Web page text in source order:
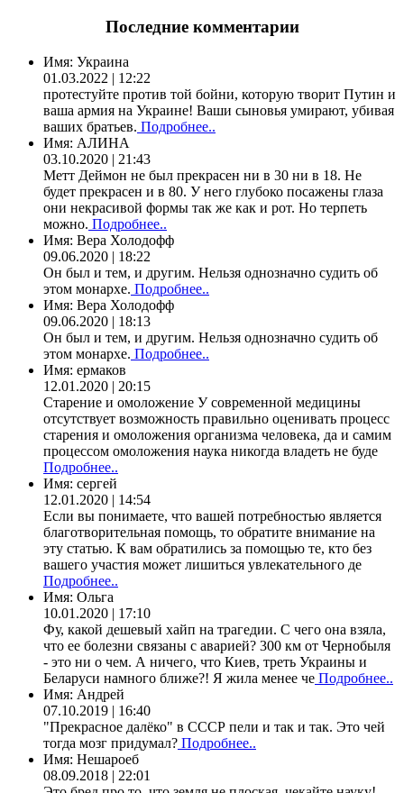
Последние комментарии
Имя: Украина
01.03.2022 | 12:22
протестуйте против той бойни, которую творит Путин и
ваша армия на Украине! Ваши сыновья умирают, убивая
ваших братьев. Подробнее..
Имя: АЛИНА
03.10.2020 | 21:43
Метт Деймон не был прекрасен ни в 30 ни в 18. Не
будет прекрасен и в 80. У него глубоко посажены глаза
они некрасивой формы так же как и рот. Но терпеть
можно. Подробнее..
Имя: Вера Холодофф
09.06.2020 | 18:22
Он был и тем, и другим. Нельзя однозначно судить об
этом монархе. Подробнее..
Имя: Вера Холодофф
09.06.2020 | 18:13
Он был и тем, и другим. Нельзя однозначно судить об
этом монархе. Подробнее..
Имя: ермаков
12.01.2020 | 20:15
Старение и омоложение У современной медицины
отсутствует возможность правильно оценивать процесс
старения и омоложения организма человека, да и самим
процессом омоложения наука никогда владеть не буде
Подробнее..
Имя: сергей
12.01.2020 | 14:54
Если вы понимаете, что вашей потребностью является
благотворительная помощь, то обратите внимание на
эту статью. К вам обратились за помощью те, кто без
вашего участия может лишиться увлекательного де
Подробнее..
Имя: Ольга
10.01.2020 | 17:10
Фу, какой дешевый хайп на трагедии. С чего она взяла,
что ее болезни связаны с аварией? 300 км от Чернобыля
- это ни о чем. А ничего, что Киев, треть Украины и
Беларуси намного ближе?! Я жила менее че Подробнее..
Имя: Андрей
07.10.2019 | 16:40
"Прекрасное далёко" в СССР пели и так и так. Это чей
тогда мозг придумал? Подробнее..
Имя: Нешароеб
08.09.2018 | 22:01